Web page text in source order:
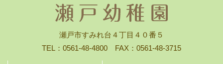
瀬戸市すみれ台４丁目４０番５
TEL：0561-48-4800 FAX：0561-48-3715